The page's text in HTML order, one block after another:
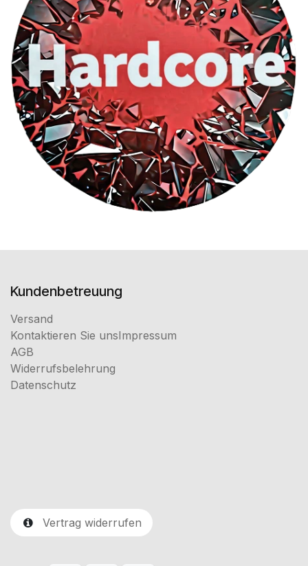
Kundenbetreuung
Versand
Kontaktieren Sie unsImpressum
AGB
Widerrufsbelehrung
Datenschutz
Vertrag widerrufen